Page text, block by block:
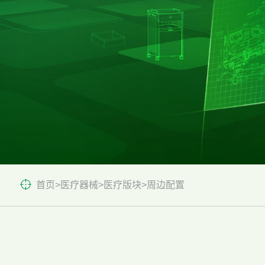
首页>医疗器械>医疗版块>周边配置